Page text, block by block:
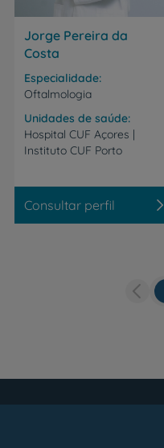
Jorge Pereira da
Costa
Especialidade
Oftalmologia
Unidades de saúde
Hospital CUF Açores |
Instituto CUF Porto
Consultar perfil